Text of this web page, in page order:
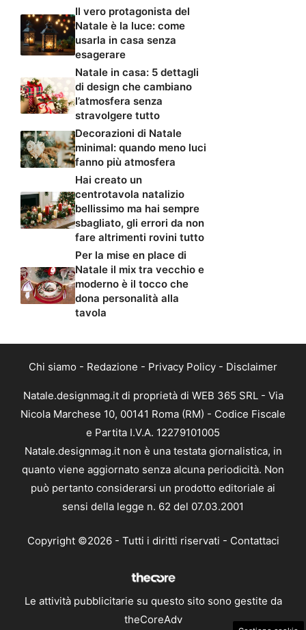
Il vero protagonista del
Natale è la luce: come
usarla in casa senza
esagerare
Natale in casa: 5 dettagli
di design che cambiano
l’atmosfera senza
stravolgere tutto
Decorazioni di Natale
minimal: quando meno luci
fanno più atmosfera
Hai creato un
centrotavola natalizio
bellissimo ma hai sempre
sbagliato, gli errori da non
fare altrimenti rovini tutto
Per la mise en place di
Natale il mix tra vecchio e
moderno è il tocco che
dona personalità alla
tavola
Chi siamo - Redazione - Privacy Policy - Disclaimer
Natale.designmag.it di proprietà di WEB 365 SRL - Via
Nicola Marchese 10, 00141 Roma (RM) - Codice Fiscale
e Partita I.V.A. 12279101005
Natale.designmag.it non è una testata giornalistica, in
quanto viene aggiornato senza alcuna periodicità. Non
può pertanto considerarsi un prodotto editoriale ai
sensi della legge n. 62 del 07.03.2001
Copyright ©2026 - Tutti i diritti riservati - Contattaci
Le attività pubblicitarie su questo sito sono gestite da
theCoreAdv